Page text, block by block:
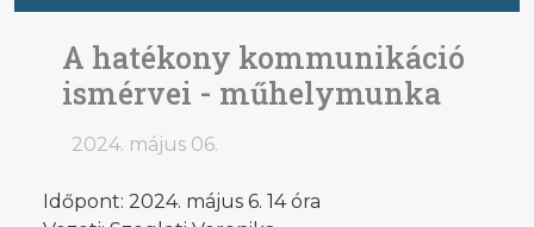
A hatékony kommunikáció
ismérvei - műhelymunka
2024. május 06.
Időpont: 2024. május 6. 14 óra